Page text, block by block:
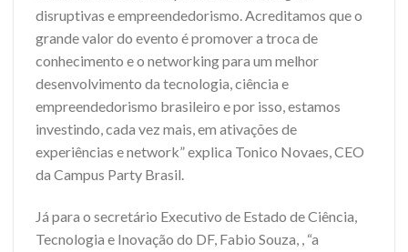
disruptivas e empreendedorismo. Acreditamos que o
grande valor do evento é promover a troca de
conhecimento e o networking para um melhor
desenvolvimento da tecnologia, ciência e
empreendedorismo brasileiro e por isso, estamos
investindo, cada vez mais, em ativações de
experiências e network” explica Tonico Novaes, CEO
da Campus Party Brasil.
Já para o secretário Executivo de Estado de Ciência,
Tecnologia e Inovação do DF, Fabio Souza, , “a